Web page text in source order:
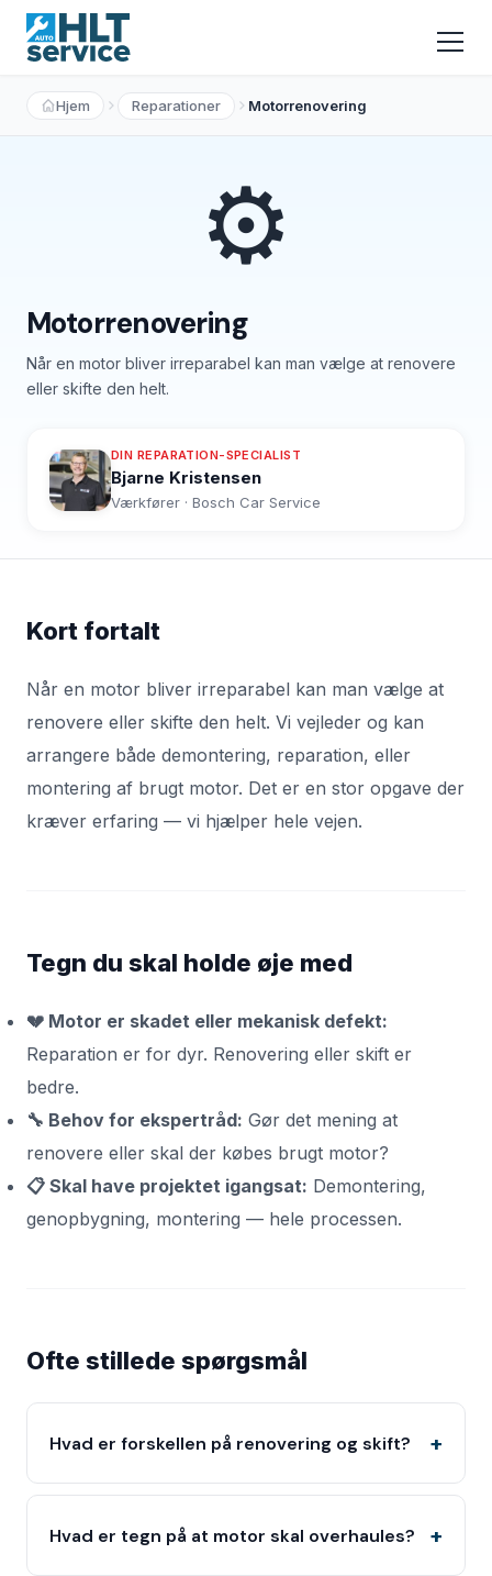
Hjem Reparationer Motorrenovering
Motorrenovering
Når en motor bliver irreparabel kan man vælge at renovere
eller skifte den helt.
DIN REPARATION-SPECIALIST
Bjarne Kristensen
Værkfører · Bosch Car Service
⚙️
Kort fortalt
Når en motor bliver irreparabel kan man vælge at
renovere eller skifte den helt. Vi vejleder og kan
arrangere både demontering, reparation, eller
montering af brugt motor. Det er en stor opgave der
kræver erfaring — vi hjælper hele vejen.
Tegn du skal holde øje med
💔 Motor er skadet eller mekanisk defekt:
Reparation er for dyr. Renovering eller skift er
bedre.
🔧 Behov for ekspertråd: Gør det mening at
renovere eller skal der købes brugt motor?
📋 Skal have projektet igangsat: Demontering,
genopbygning, montering — hele processen.
Ofte stillede spørgsmål
Hvad er forskellen på renovering og skift?
Hvad er tegn på at motor skal overhaules?